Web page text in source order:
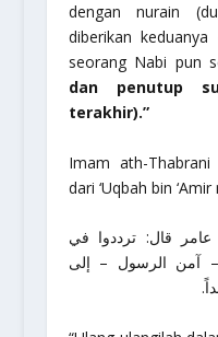
dengannurain
diberikan
seorang Nabi pun
dan penutup
terakhir).”
Imam ath-
dari ‘Uqbah bin ‘Amir
قال: ترددوا في
– آمن الرسول – إلى